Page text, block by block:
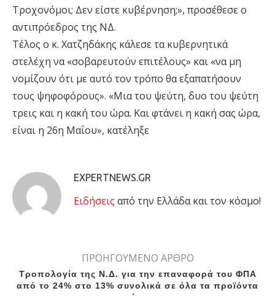
Τροχονόμοι; Δεν είστε κυβέρνηση;», προσέθεσε ο
αντιπρόεδρος της ΝΔ.
Τέλος ο κ. Χατζηδάκης κάλεσε τα κυβερνητικά
στελέχη να «σοβαρευτούν επιτέλους» και «να μη
νομίζουν ότι με αυτό τον τρόπο θα εξαπατήσουν
τους ψηφοφόρους». «Μια του ψεύτη, δυο του ψεύτη
τρεις και η κακή του ώρα. Και φτάνει η κακή σας ώρα,
είναι η 26η Μαΐου», κατέληξε
EXPERTNEWS.GR
Eιδήσεις από την Ελλάδα και τον κόσμο!
ΠΡΟΗΓΟΥΜΕΝΟ ΑΡΘΡΟ
Τροπολογία της Ν.Δ. για την επαναφορά του ΦΠΑ
από το 24% στο 13% συνολικά σε όλα τα προϊόντα